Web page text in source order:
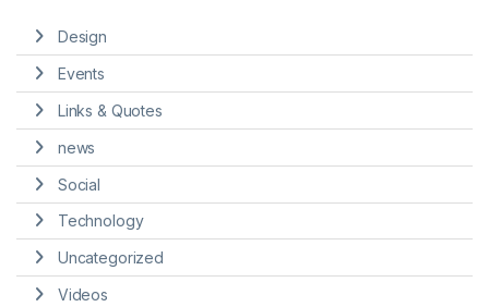
Design
Events
Links & Quotes
news
Social
Technology
Uncategorized
Videos